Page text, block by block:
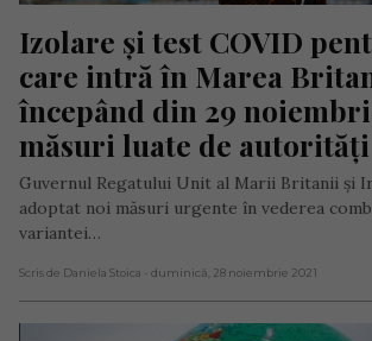
Izolare și test COVID
care intră în Marea
începând din 29
măsuri luate de autorități
Guvernul Regatului Unit al Marii Britanii și
adoptat noi măsuri urgente în vederea
variantei…
Scris de Daniela Stoica - duminică, 28 noiembrie 2021